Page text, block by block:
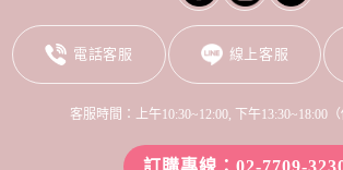
電話客服 線上客服
客服時間：上午10:30~12:00, 下午13:30~18:00（